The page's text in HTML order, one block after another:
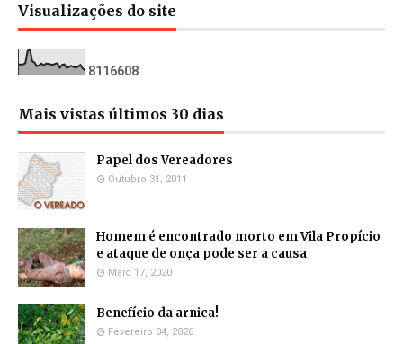
Visualizações do site
81 1 6608
Mais vistas últimos 30 dias
Papel dos Vereadores
Outubro 31, 2011
Homem é encontrado morto em Vila Propício
e ataque de onça pode ser a causa
Maio 17, 2020
Benefício da arnica!
Fevereiro 04, 2026